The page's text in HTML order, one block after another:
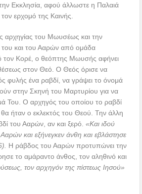
Εκκλησία, αφού άλλωστε η Παλαιά
ερχομό της Καινής.
αρχηγίας του Μωυσέως και την
του και του Ααρών από ομάδα
τον Κορέ, ο θεόπτης Μωυσής αφήνει
στον Θεό. Ο Θεός όρισε να
φυλής ένα ραβδί, να γράψει το όνομά
στην Σκηνή του Μαρτυρίου για να
Του. Ο αρχηγός του οποίου το ραβδί
ήταν ο εκλεκτός του Θεού. Την άλλη
του Ααρών, αν και ξερό.«Και ιδού
και εξήνεγκεν άνθη και εβλάστησε
Η ράβδος του Ααρών προτυπώνει την
το αμάραντο άνθος, τον αληθινό και
τον αρχηγόν της πίστεως Ιησού»